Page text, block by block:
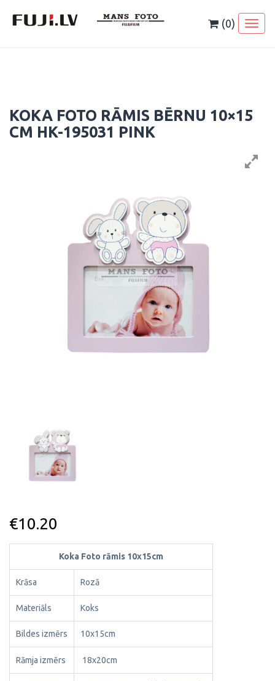
(0)
KOKA FOTO RĀMIS BĒRNU 10×15
CM HK-195031 PINK
€10.20
Koka Foto rāmis 10x15cm
Krāsa Rozā
Materiāls Koks
Bildes izmērs 10x15cm
Rāmja izmērs 18x20cm